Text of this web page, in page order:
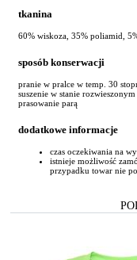
tkanina
60% wiskoza, 35% poliamid,
sposób konserwacji
pranie w pralce w temp. 30
suszenie w stanie rozwieszonym
prasowanie parą
dodatkowe informacje
czas oczekiwania na
istnieje możliwość
przypadku towar nie